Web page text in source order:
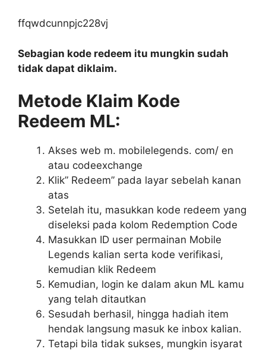
ffqwdcunnpjc228vj
Sebagian kode redeem itu mungkin sudah
tidak dapat diklaim.
Metode Klaim Kode
Redeem ML:
Akses web m. mobilelegends. com/ en
atau codeexchange
Klik” Redeem” pada layar sebelah kanan
atas
Setelah itu, masukkan kode redeem yang
diseleksi pada kolom Redemption Code
Masukkan ID user permainan Mobile
Legends kalian serta kode verifikasi,
kemudian klik Redeem
Kemudian, login ke dalam akun ML kamu
yang telah ditautkan
Sesudah berhasil, hingga hadiah item
hendak langsung masuk ke inbox kalian.
Tetapi bila tidak sukses, mungkin isyarat